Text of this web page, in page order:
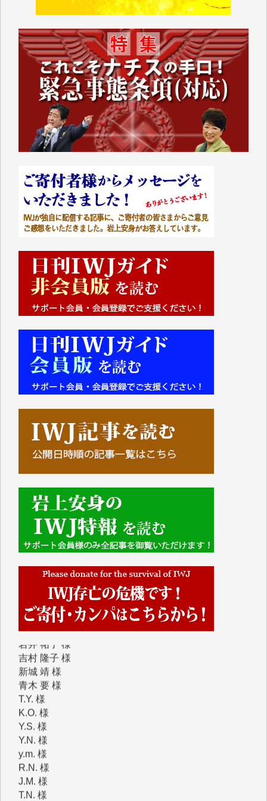
■■■■■■
IWJには、ご寄付・カンパをいただいた方々より、た
くさんの応援のメッセージが届いています。感謝を込
めて、その一部をここにご紹介いたします。
■2026年7月、ご寄付いただいた皆さま、心より感謝
を申し上げます。
Y.H. 様
Y.Y. 様
T.M. 様
マツモト ヤスアキ 様
マシオン 恵美香 様
岩井 祐子 様
吉村 隆子 様
新城 靖 様
青木 要 様
T.Y. 様
K.O. 様
Y.S. 様
Y.N. 様
y.m. 様
R.N. 様
J.M. 様
T.N. 様
Y.T. 様
T.K. 様